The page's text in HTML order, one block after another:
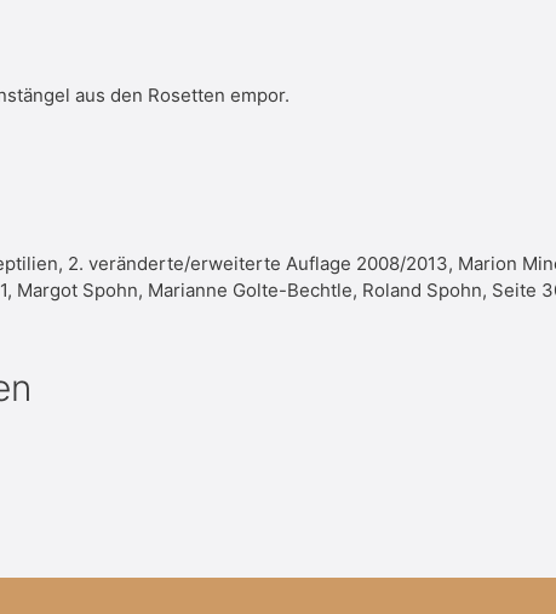
aus den Rosetten empor.
2. veränderte/erweiterte Auflage 2008/2013, Marion
Spohn, Marianne Golte-Bechtle, Roland Spohn, Seite